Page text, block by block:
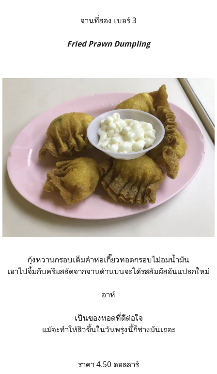
จานที่สอง เบอร์ 3
Fried Prawn Dumpling
กุ้งหวานกรอบเต็มคำห่อเกี๊ยวทอดกรอบไม่อมน้ำมัน
เอาไปจิ้มกับครีมสลัดจากจานด้านบนจะได้รสสัมผัสอันแปลกใหม่
อาห์
เป็นของทอดที่ดีต่อใจ
แม้จะทำให้สิวขึ้นในวันพรุ่งนี้ก็ช่างมันเถอะ
ราคา 4.50 ดอลลาร์